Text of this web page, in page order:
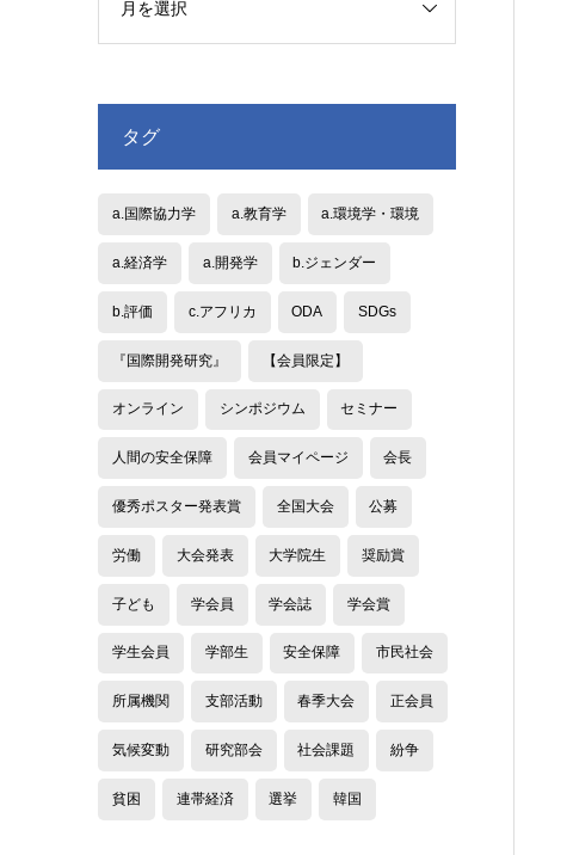
タグ
a.国際協力学 a.教育学 a.環境学・環境
a.経済学 a.開発学 b.ジェンダー
b.評価 c.アフリカ ODA SDGs
『国際開発研究』 【会員限定】
オンライン シンポジウム セミナー
人間の安全保障 会員マイページ 会長
優秀ポスター発表賞 全国大会 公募
労働 大会発表 大学院生 奨励賞
子ども 学会員 学会誌 学会賞
学生会員 学部生 安全保障 市民社会
所属機関 支部活動 春季大会 正会員
気候変動 研究部会 社会課題 紛争
貧困 連帯経済 選挙 韓国